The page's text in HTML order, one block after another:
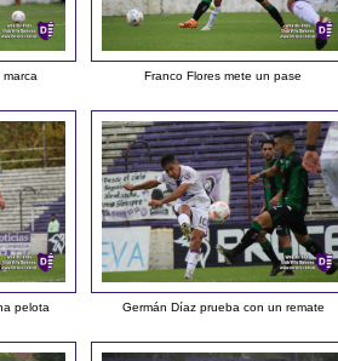
marca Franco Flores mete un pase
pelota Germán Díaz prueba con un remate